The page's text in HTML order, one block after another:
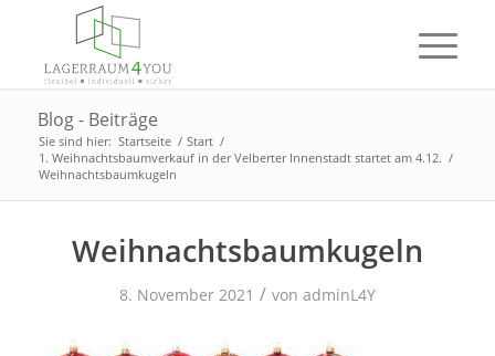
Blog - Beiträge
Sie sind hier: Startseite / Start /
1. Weihnachtsbaumverkauf in der Velberter Innenstadt startet am 4.12. /
Weihnachtsbaumkugeln
Weihnachtsbaumkugeln
8. November 2021 / von adminL4Y